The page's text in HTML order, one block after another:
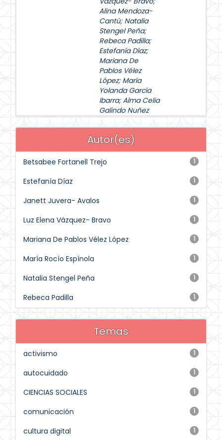
Alina Mendoza-
Cantú; Natalia
Stengel Peña;
Rebeca Padilla;
Estefanía Díaz;
Mariana De
Pablos Vélez
López; María
Yolanda García
Ibarra;Alma Celia
Galindo Nuñez
Autor(es)
1
Betsabee Fortanell Trejo
1
Estefanía Díaz
1
Janett Juvera- Avalos
1
Luz Elena Vázquez- Bravo
1
Mariana De Pablos Vélez López
1
María Rocío Espínola
1
Natalia Stengel Peña
1
Rebeca Padilla
Temas
1
activismo
1
autocuidado
1
CIENCIAS SOCIALES
1
comunicación
1
cultura digital